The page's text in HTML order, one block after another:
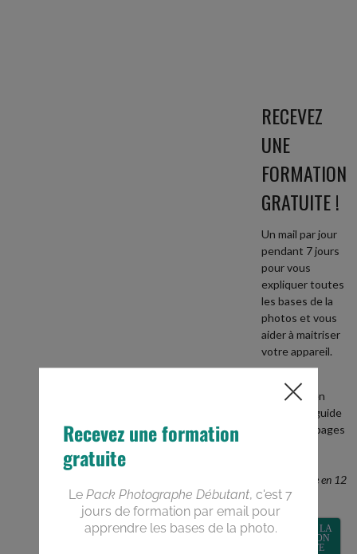
RECEVEZ
UNE
FORMATION
GRATUITE !
Un mail par jour
pendant 7 jours
pour vous
expliquer toutes
les bases de la
photos et vous
aider à maitriser
votre appareil.
recevez en
BONUS le guide
PDF de 40 pages
photographe en 12
semaines
RECEVOIR LA
FORMATION
GRATUITE